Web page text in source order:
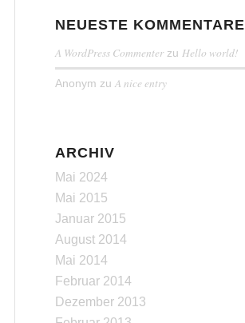
NEUESTE KOMMENTARE
A WordPress Commenterzu Hello world!
Anonym zu A nice entry
ARCHIV
Mai 2024
Mai 2015
Januar 2015
August 2014
Mai 2014
Februar 2014
Dezember 2013